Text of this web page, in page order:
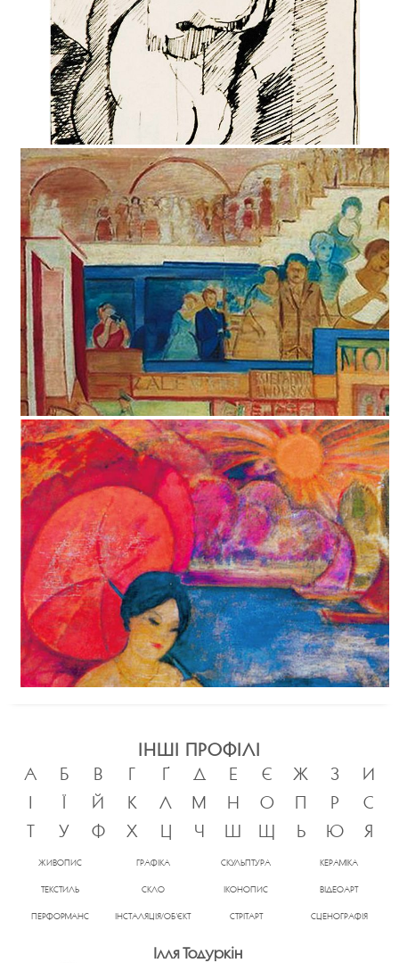
ІНШІ ПРОФІЛІ
А
Б В Г Ґ Д Е Є Ж З
И
І
Ї Й К Л М Н О П Р
С
Т
У Ф Х Ц Ч Ш Щ Ь Ю Я
ЖИВОПИС ГРАФІКА СКУЛЬПТУРА КЕРАМІКА
ТЕКСТИЛЬ СКЛО ІКОНОПИС ВІДЕОАРТ
ПЕРФОРМАНС ІНСТАЛЯЦІЯ/ОБ’ЄКТ СТРІТАРТ СЦЕНОГРАФІЯ
Ілля Тодуркін